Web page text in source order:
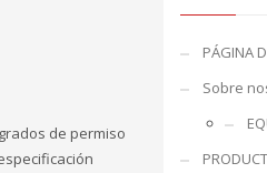
de permiso
PÁGINA
Sobre